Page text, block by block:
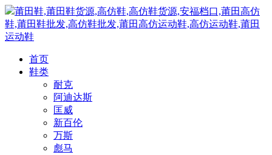
莆田鞋,莆田鞋货源,高仿鞋,高仿鞋货源,安福档口,莆田高仿
鞋,莆田鞋批发,高仿鞋批发,莆田高仿运动鞋,高仿运动鞋,莆田
运动鞋
首页
鞋类
耐克
阿迪达斯
匡威
新百伦
万斯
彪马